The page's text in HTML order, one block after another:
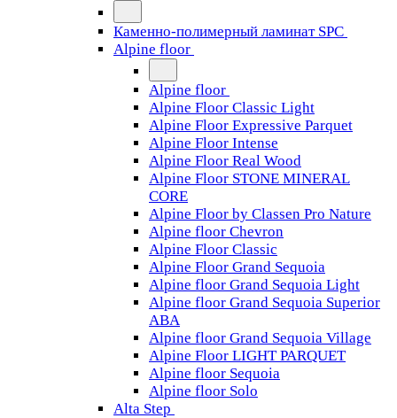
Каменно-полимерный ламинат SPC
Alpine floor
Alpine floor
Alpine Floor Classic Light
Alpine Floor Expressive Parquet
Alpine Floor Intense
Alpine Floor Real Wood
Alpine Floor STONE MINERAL
CORE
Alpine Floor by Classen Pro Nature
Alpine floor Chevron
Alpine Floor Classic
Alpine Floor Grand Sequoia
Alpine floor Grand Sequoia Light
Alpine floor Grand Sequoia Superior
ABA
Alpine floor Grand Sequoia Village
Alpine Floor LIGHT PARQUET
Alpine floor Sequoia
Alpine floor Solo
Alta Step